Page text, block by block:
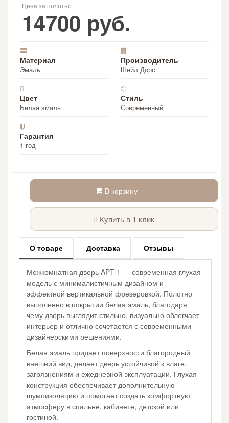
Цена за полотно
14700 руб.
Материал
Эмаль
Производитель
Шейл Дорс
Цвет
Белая эмаль
Стиль
Современный
Гарантия
1 год
В корзину
Купить в 1 клик
О товаре Доставка Отзывы
Межкомнатная дверь APT-1 — современная глухая
модель с минималистичным дизайном и
эффектной вертикальной фрезеровкой. Полотно
выполнено в покрытии белая эмаль, благодаря
чему дверь выглядит стильно, визуально облегчает
интерьер и отлично сочетается с современными
дизайнерскими решениями.
Белая эмаль придает поверхности благородный
внешний вид, делает дверь устойчивой к влаге,
загрязнениям и ежедневной эксплуатации. Глухая
конструкция обеспечивает дополнительную
шумоизоляцию и помогает создать комфортную
атмосферу в спальне, кабинете, детской или
гостиной.